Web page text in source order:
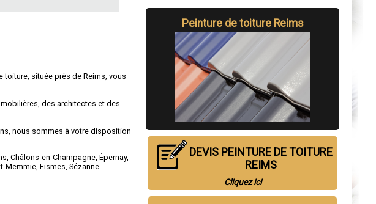
toiture, située près de Reims, vous
des architectes et des
nous sommes à votre disposition
,Châlons-en-Champagne ,Épernay,
Memmie ,Fismes ,Sézanne
Peinture de toiture Reims
DEVIS PEINTURE DE TOITURE
REIMS
Cliquez ici